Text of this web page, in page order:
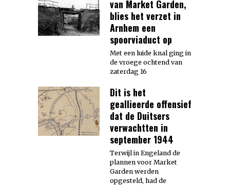
van Market Garden,
blies het verzet in
Arnhem een
spoorviaduct op
Met een luide knal ging in
de vroege ochtend van
zaterdag 16
Dit is het
geallieerde offensief
dat de Duitsers
verwachtten in
september 1944
Terwijl in Engeland de
plannen voor Market
Garden werden
opgesteld, had de